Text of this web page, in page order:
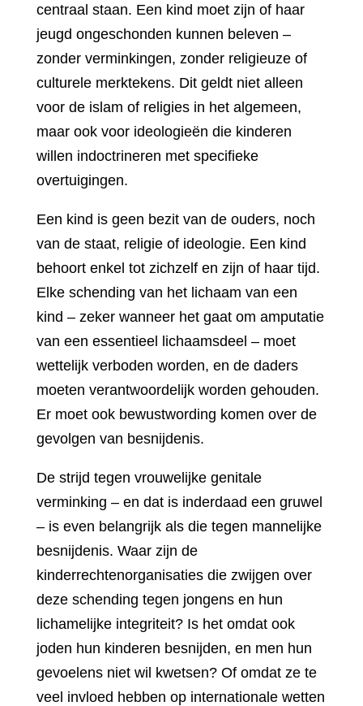
centraal staan. Een kind moet zijn of haar
jeugd ongeschonden kunnen beleven –
zonder verminkingen, zonder religieuze of
culturele merktekens. Dit geldt niet alleen
voor de islam of religies in het algemeen,
maar ook voor ideologieën die kinderen
willen indoctrineren met specifieke
overtuigingen.
Een kind is geen bezit van de ouders, noch
van de staat, religie of ideologie. Een kind
behoort enkel tot zichzelf en zijn of haar tijd.
Elke schending van het lichaam van een
kind – zeker wanneer het gaat om amputatie
van een essentieel lichaamsdeel – moet
wettelijk verboden worden, en de daders
moeten verantwoordelijk worden gehouden.
Er moet ook bewustwording komen over de
gevolgen van besnijdenis.
De strijd tegen vrouwelijke genitale
verminking – en dat is inderdaad een gruwel
– is even belangrijk als die tegen mannelijke
besnijdenis. Waar zijn de
kinderrechtenorganisaties die zwijgen over
deze schending tegen jongens en hun
lichamelijke integriteit? Is het omdat ook
joden hun kinderen besnijden, en men hun
gevoelens niet wil kwetsen? Of omdat ze te
veel invloed hebben op internationale wetten